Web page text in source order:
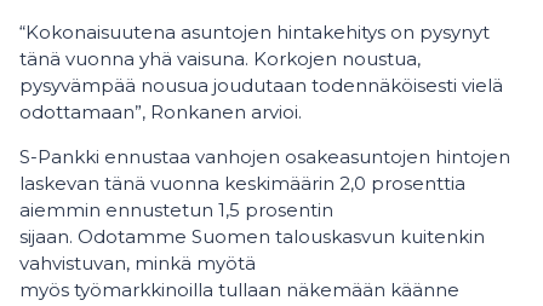
“Kokonaisuutena asuntojen hintakehitys on pysynyt
tänä vuonna yhä vaisuna. Korkojen noustua,
pysyvämpää nousua joudutaan todennäköisesti vielä
odottamaan”, Ronkanen arvioi.
S-Pankki ennustaa vanhojen osakeasuntojen hintojen
laskevan tänä vuonna keskimäärin 2,0 prosenttia
aiemmin ennustetun 1,5 prosentin
sijaan. Odotamme Suomen talouskasvun kuitenkin
vahvistuvan, minkä myötä
myös työmarkkinoilla tullaan näkemään käänne